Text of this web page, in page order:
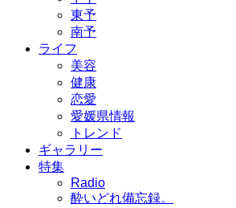
東予
南予
ライフ
美容
健康
恋愛
愛媛県情報
トレンド
ギャラリー
特集
Radio
酔いどれ備忘録。